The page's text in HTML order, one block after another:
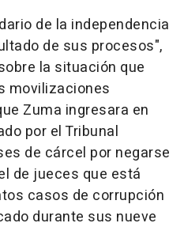
de la independencia
de sus procesos",
la situación que
movilizaciones
Zuma ingresara en
por el Tribunal
de cárcel por negarse
de jueces que está
casos de corrupción
durante sus nueve